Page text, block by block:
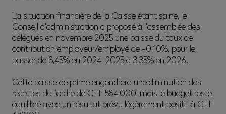
La situation financière de la Caisse étant saine, le
Conseil d’administration a proposé à l’assemblée des
délégués en novembre 2025 une baisse du taux de
contribution employeur/employé de -0,10%, pour le
passer de 3,45% en 2024-2025 à 3,35% en 2026.
Cette baisse de prime engendrera une diminution des
recettes de l’ordre de CHF 584’000, mais le budget reste
équilibré avec un résultat prévu légèrement positif à CHF